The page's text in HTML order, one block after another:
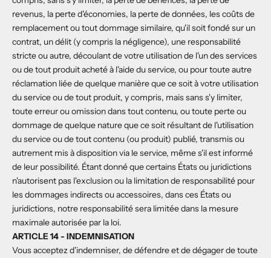
revenus, la perte d'économies, la perte de données, les coûts de
remplacement ou tout dommage similaire, qu'il soit fondé sur un
contrat, un délit (y compris la négligence), une responsabilité
stricte ou autre, découlant de votre utilisation de l'un des services
ou de tout produit acheté à l'aide du service, ou pour toute autre
réclamation liée de quelque manière que ce soit à votre utilisation
du service ou de tout produit, y compris, mais sans s'y limiter,
toute erreur ou omission dans tout contenu, ou toute perte ou
dommage de quelque nature que ce soit résultant de l'utilisation
du service ou de tout contenu (ou produit) publié, transmis ou
autrement mis à disposition via le service, même s'il est informé
de leur possibilité. Étant donné que certains États ou juridictions
n'autorisent pas l'exclusion ou la limitation de responsabilité pour
les dommages indirects ou accessoires, dans ces États ou
juridictions, notre responsabilité sera limitée dans la mesure
maximale autorisée par la loi.
ARTICLE 14 - INDEMNISATION
Vous acceptez d'indemniser, de défendre et de dégager de toute